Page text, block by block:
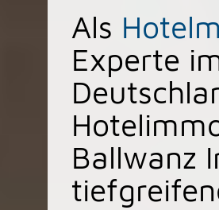
Als
Experte
Ballwanz